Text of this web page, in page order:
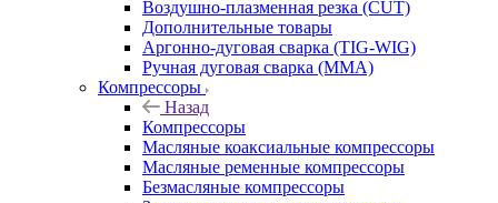
Воздушно-плазменная резка (CUT)
Дополнительные товары
Аргонно-дуговая сварка (TIG-WIG)
Ручная дуговая сварка (MMA)
Компрессоры
Назад
Компрессоры
Масляные коаксиальные компрессоры
Масляные ременные компрессоры
Безмасляные компрессоры